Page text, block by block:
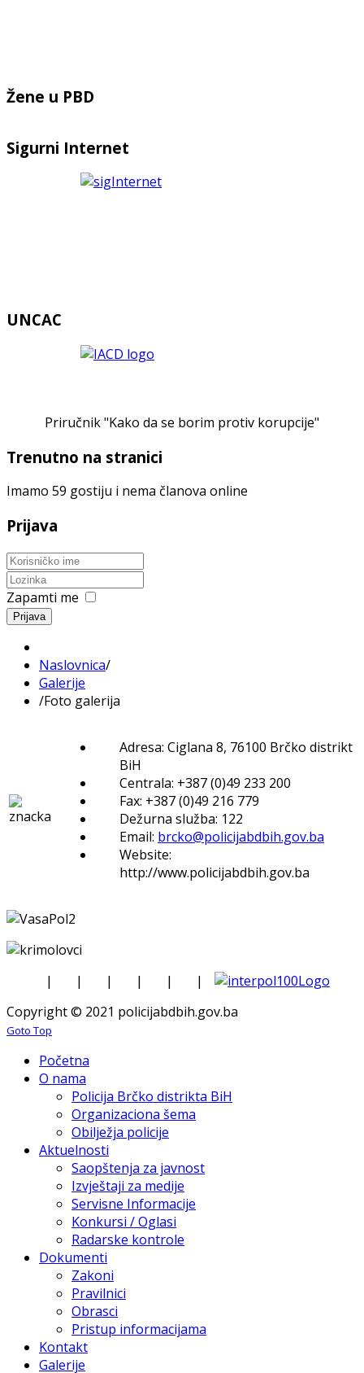
Žene u PBD
Sigurni Internet
UNCAC
Priručnik "Kako da se borim protiv korupcije"
Trenutno na stranici
Imamo 59 gostiju i nema članova online
Prijava
Zapamti me
Prijava
Naslovnica/
Galerije
/Foto galerija
Adresa: Ciglana 8, 76100 Brčko distrikt
BiH
Centrala: +387 (0)49 233 200
Fax: +387 (0)49 216 779
Dežurna služba: 122
Email: brcko@policijabdbih.gov.ba
Website:
http://www.policijabdbih.gov.ba
| | | | |
|
Copyright © 2021 policijabdbih.gov.ba
Goto Top
Početna
O nama
Policija Brčko distrikta BiH
Organizaciona šema
Obilježja policije
Aktuelnosti
Saopštenja za javnost
Izvještaji za medije
Servisne Informacije
Konkursi / Oglasi
Radarske kontrole
Dokumenti
Zakoni
Pravilnici
Obrasci
Pristup informacijama
Kontakt
Galerije